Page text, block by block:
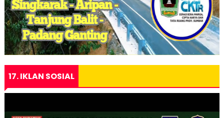
17. IKLAN SOSIAL